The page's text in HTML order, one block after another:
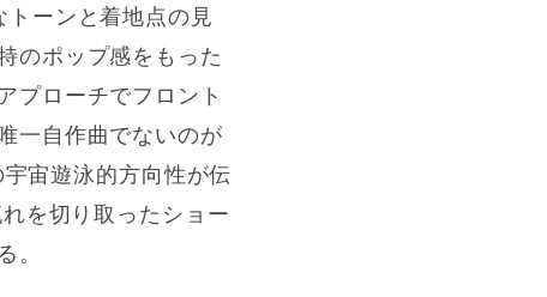
ーンと着地点の見
のポップ感をもった
プローチでフロント
一自作曲でないのが
宙遊泳的方向性が伝
を切り取ったショー
。